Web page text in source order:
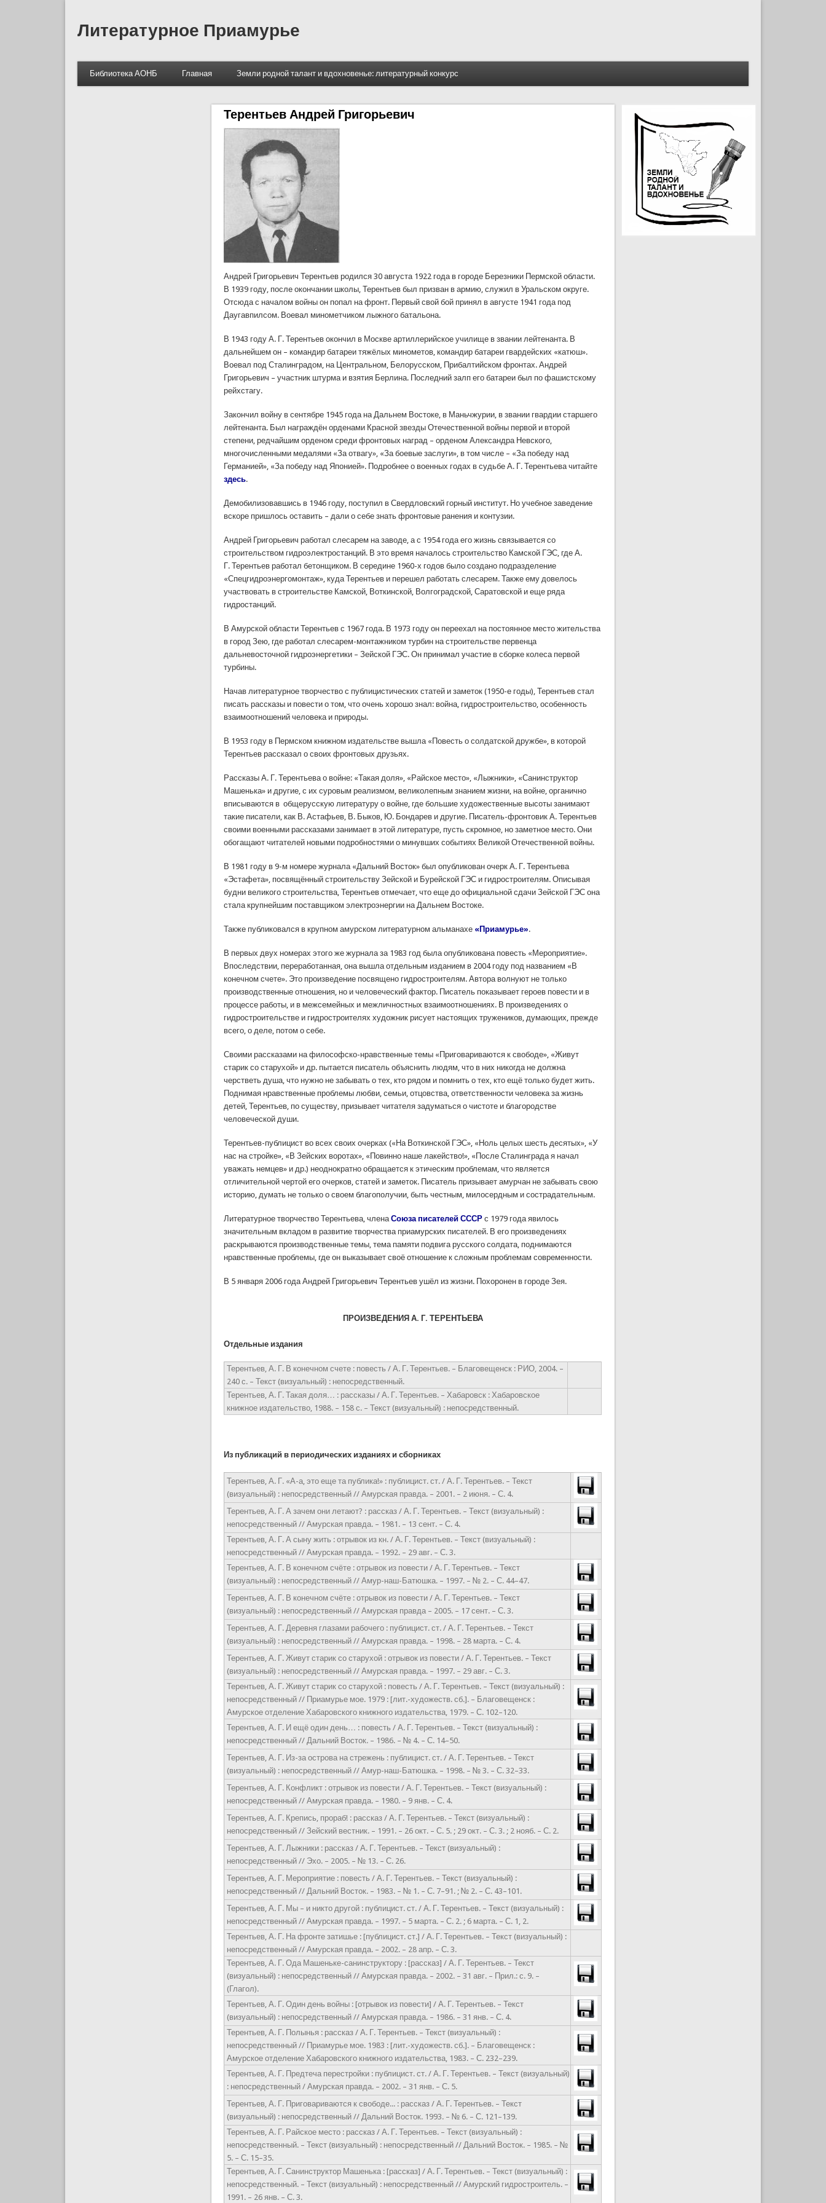
Литературное Приамурье
Библиотека АОНБ Главная Земли родной талант и вдохновенье: литературный конкурс
Терентьев Андрей Григорьевич
Андрей Григорьевич Терентьев родился 30 августа 1922 года в городе Березники Пермской области.
В 1939 году, после окончании школы, Терентьев был призван в армию, служил в Уральском округе.
Отсюда с началом войны он попал на фронт. Первый свой бой принял в августе 1941 года под
Даугавпилсом. Воевал минометчиком лыжного батальона.
В 1943 году А. Г. Терентьев окончил в Москве артиллерийское училище в звании лейтенанта. В
дальнейшем он – командир батареи тяжёлых минометов, командир батареи гвардейских «катюш».
Воевал под Сталинградом, на Центральном, Белорусском, Прибалтийском фронтах. Андрей
Григорьевич – участник штурма и взятия Берлина. Последний залп его батареи был по фашистскому
рейхстагу.
Закончил войну в сентябре 1945 года на Дальнем Востоке, в Маньчжурии, в звании гвардии старшего
лейтенанта. Был награждён орденами Красной звезды Отечественной войны первой и второй
степени, редчайшим орденом среди фронтовых наград – орденом Александра Невского,
многочисленными медалями «За отвагу», «За боевые заслуги», в том числе – «За победу над
Германией», «За победу над Японией». Подробнее о военных годах в судьбе А. Г. Терентьева читайте
здесь.
Демобилизовавшись в 1946 году, поступил в Свердловский горный институт. Но учебное заведение
вскоре пришлось оставить – дали о себе знать фронтовые ранения и контузии.
Андрей Григорьевич работал слесарем на заводе, а с 1954 года его жизнь связывается со
строительством гидроэлектростанций. В это время началось строительство Камской ГЭС, где А.
Г. Терентьев работал бетонщиком. В середине 1960-х годов было создано подразделение
«Спецгидроэнергомонтаж», куда Терентьев и перешел работать слесарем. Также ему довелось
участвовать в строительстве Камской, Воткинской, Волгоградской, Саратовской и еще ряда
гидростанций.
В Амурской области Терентьев с 1967 года. В 1973 году он переехал на постоянное место жительства
в город Зею, где работал слесарем-монтажником турбин на строительстве первенца
дальневосточной гидроэнергетики – Зейской ГЭС. Он принимал участие в сборке колеса первой
турбины.
Начав литературное творчество с публицистических статей и заметок (1950-е годы), Терентьев стал
писать рассказы и повести о том, что очень хорошо знал: война, гидростроительство, особенность
взаимоотношений человека и природы.
В 1953 году в Пермском книжном издательстве вышла «Повесть о солдатской дружбе», в которой
Терентьев рассказал о своих фронтовых друзьях.
Рассказы А. Г. Терентьева о войне: «Такая доля», «Райское место», «Лыжники», «Санинструктор
Машенька» и другие, с их суровым реализмом, великолепным знанием жизни, на войне, органично
вписываются в общерусскую литературу о войне, где большие художественные высоты занимают
такие писатели, как В. Астафьев, В. Быков, Ю. Бондарев и другие. Писатель-фронтовик А. Терентьев
своими военными рассказами занимает в этой литературе, пусть скромное, но заметное место. Они
обогащают читателей новыми подробностями о минувших событиях Великой Отечественной войны.
В 1981 году в 9-м номере журнала «Дальний Восток» был опубликован очерк А. Г. Терентьева
«Эстафета», посвящённый строительству Зейской и Бурейской ГЭС и гидростроителям. Описывая
будни великого строительства, Терентьев отмечает, что еще до официальной сдачи Зейской ГЭС она
стала крупнейшим поставщиком электроэнергии на Дальнем Востоке.
Также публиковался в крупном амурском литературном альманахе «Приамурье».
В первых двух номерах этого же журнала за 1983 год была опубликована повесть «Мероприятие».
Впоследствии, переработанная, она вышла отдельным изданием в 2004 году под названием «В
конечном счете». Это произведение посвящено гидростроителям. Автора волнуют не только
производственные отношения, но и человеческий фактор. Писатель показывает героев повести и в
процессе работы, и в межсемейных и межличностных взаимоотношениях. В произведениях о
гидростроительстве и гидростроителях художник рисует настоящих тружеников, думающих, прежде
всего, о деле, потом о себе.
Своими рассказами на философско-нравственные темы «Приговариваются к свободе», «Живут
старик со старухой» и др. пытается писатель объяснить людям, что в них никогда не должна
черстветь душа, что нужно не забывать о тех, кто рядом и помнить о тех, кто ещё только будет жить.
Поднимая нравственные проблемы любви, семьи, отцовства, ответственности человека за жизнь
детей, Терентьев, по существу, призывает читателя задуматься о чистоте и благородстве
человеческой души.
Терентьев-публицист во всех своих очерках («На Воткинской ГЭС», «Ноль целых шесть десятых», «У
нас на стройке», «В Зейских воротах», «Повинно наше лакейство!», «После Сталинграда я начал
уважать немцев» и др.) неоднократно обращается к этическим проблемам, что является
отличительной чертой его очерков, статей и заметок. Писатель призывает амурчан не забывать свою
историю, думать не только о своем благополучии, быть честным, милосердным и сострадательным.
Литературное творчество Терентьева, членаСоюза писателей СССР с 1979 года явилось
значительным вкладом в развитие творчества приамурских писателей. В его произведениях
раскрываются производственные темы, тема памяти подвига русского солдата, поднимаются
нравственные проблемы, где он выказывает своё отношение к сложным проблемам современности.
В 5 января 2006 года Андрей Григорьевич Терентьев ушёл из жизни. Похоронен в городе Зея.
ПРОИЗВЕДЕНИЯ А. Г. ТЕРЕНТЬЕВА
Отдельные издания
Терентьев, А. Г. В конечном счете : повесть / А. Г. Терентьев. – Благовещенск : РИО, 2004. –
240 с. – Текст (визуальный) : непосредственный.
Терентьев, А. Г. Такая доля… : рассказы / А. Г. Терентьев. – Хабаровск : Хабаровское
книжное издательство, 1988. – 158 с. – Текст (визуальный) : непосредственный.
Из публикаций в периодических изданиях и сборниках
Терентьев, А. Г. «А-а, это еще та публика!» : публицист. ст. / А. Г. Терентьев. – Текст
(визуальный) : непосредственный // Амурская правда. – 2001. – 2 июня. – С. 4.
Терентьев, А. Г. А зачем они летают? : рассказ / А. Г. Терентьев. – Текст (визуальный) :
непосредственный // Амурская правда. – 1981. – 13 сент. – С. 4.
Терентьев, А. Г. А сыну жить : отрывок из кн. / А. Г. Терентьев. – Текст (визуальный) :
непосредственный // Амурская правда. – 1992. – 29 авг. – С. 3.
Терентьев, А. Г. В конечном счёте : отрывок из повести / А. Г. Терентьев. – Текст
(визуальный) : непосредственный // Амур-наш-Батюшка. – 1997. – № 2. – С. 44–47.
Терентьев, А. Г. В конечном счёте : отрывок из повести / А. Г. Терентьев. – Текст
(визуальный) : непосредственный // Амурская правда – 2005. – 17 сент. – С. 3.
Терентьев, А. Г. Деревня глазами рабочего : публицист. ст. / А. Г. Терентьев. – Текст
(визуальный) : непосредственный // Амурская правда. – 1998. – 28 марта. – С. 4.
Терентьев, А. Г. Живут старик со старухой : отрывок из повести / А. Г. Терентьев. – Текст
(визуальный) : непосредственный // Амурская правда. – 1997. – 29 авг. – С. 3.
Терентьев, А. Г. Живут старик со старухой : повесть / А. Г. Терентьев. – Текст (визуальный) :
непосредственный // Приамурье мое. 1979 : [лит.-художеств. сб.]. – Благовещенск :
Амурское отделение Хабаровского книжного издательства, 1979. – С. 102–120.
Терентьев, А. Г. И ещё один день… : повесть / А. Г. Терентьев. – Текст (визуальный) :
непосредственный // Дальний Восток. – 1986. – № 4. – С. 14–50.
Терентьев, А. Г. Из-за острова на стрежень : публицист. ст. / А. Г. Терентьев. – Текст
(визуальный) : непосредственный // Амур-наш-Батюшка. – 1998. – № 3. – С. 32–33.
Терентьев, А. Г. Конфликт : отрывок из повести / А. Г. Терентьев. – Текст (визуальный) :
непосредственный // Амурская правда. – 1980. – 9 янв. – С. 4.
Терентьев, А. Г. Крепись, прораб! : рассказ / А. Г. Терентьев. – Текст (визуальный) :
непосредственный // Зейский вестник. – 1991. – 26 окт. – С. 5. ; 29 окт. – С. 3. ; 2 нояб. – С. 2.
Терентьев, А. Г. Лыжники : рассказ / А. Г. Терентьев. – Текст (визуальный) :
непосредственный // Эхо. – 2005. – № 13. – С. 26.
Терентьев, А. Г. Мероприятие : повесть / А. Г. Терентьев. – Текст (визуальный) :
непосредственный // Дальний Восток. – 1983. – № 1. – С. 7–91. ; № 2. – С. 43–101.
Терентьев, А. Г. Мы – и никто другой : публицист. ст. / А. Г. Терентьев. – Текст (визуальный) :
непосредственный // Амурская правда. – 1997. – 5 марта. – С. 2. ; 6 марта. – С. 1, 2.
Терентьев, А. Г. На фронте затишье : [публицист. ст.] / А. Г. Терентьев. – Текст (визуальный) :
непосредственный // Амурская правда. – 2002. – 28 апр. – С. 3.
Терентьев, А. Г. Ода Машеньке-санинструктору : [рассказ] / А. Г. Терентьев. – Текст
(визуальный) : непосредственный // Амурская правда. – 2002. – 31 авг. – Прил.: с. 9. –
(Глагол).
Терентьев, А. Г. Один день войны : [отрывок из повести] / А. Г. Терентьев. – Текст
(визуальный) : непосредственный // Амурская правда. – 1986. – 31 янв. – С. 4.
Терентьев, А. Г. Полынья : рассказ / А. Г. Терентьев. – Текст (визуальный) :
непосредственный // Приамурье мое. 1983 : [лит.-художеств. сб.]. – Благовещенск :
Амурское отделение Хабаровского книжного издательства, 1983. – С. 232–239.
Терентьев, А. Г. Предтеча перестройки : публицист. ст. / А. Г. Терентьев. – Текст (визуальный)
: непосредственный / Амурская правда. – 2002. – 31 янв. – С. 5.
Терентьев, А. Г. Приговариваются к свободе... : рассказ / А. Г. Терентьев. – Текст
(визуальный) : непосредственный // Дальний Восток. 1993. – № 6. – С. 121–139.
Терентьев, А. Г. Райское место : рассказ / А. Г. Терентьев. – Текст (визуальный) :
непосредственный. – Текст (визуальный) : непосредственный // Дальний Восток. – 1985. – №
5. – С. 15–35.
Терентьев, А. Г. Санинструктор Машенька : [рассказ] / А. Г. Терентьев. – Текст (визуальный) :
непосредственный. – Текст (визуальный) : непосредственный // Амурский гидростроитель. –
1991. – 26 янв. – С. 3.